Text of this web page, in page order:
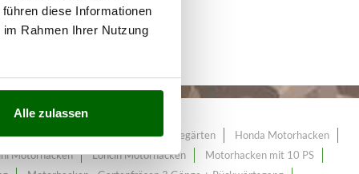
diese Informationen
Rahmen Ihrer Nutzung
Alle zulassen
Hobby-Motorhacken für kleine Gemüsegärten
Honda Motorhacken
Motorhacken Loncin Motorhacken
Motorhacken mit 10 PS